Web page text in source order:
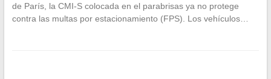
de París, la CMI-S colocada en el parabrisas ya no protege
contra las multas por estacionamiento (FPS). Los vehículos…